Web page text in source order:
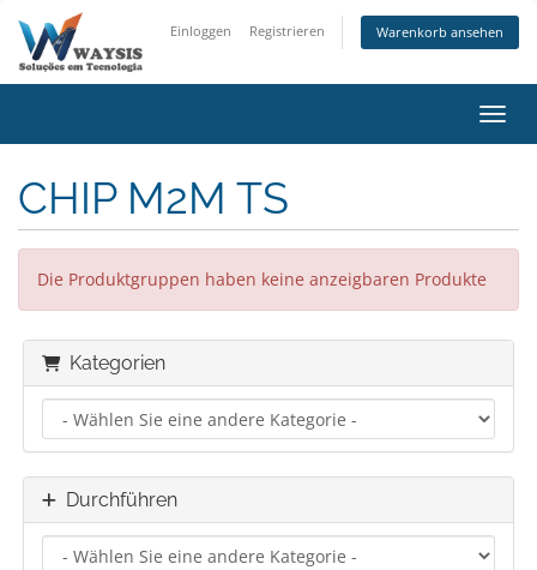
Einloggen Registrieren Warenkorb ansehen
CHIP M2M TS
Die Produktgruppen haben keine anzeigbaren Produkte
Kategorien
Durchführen